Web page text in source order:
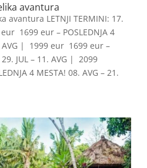
avantura
avantura LETNJI TERMINI: 17.
1699 eur – POSLEDNJA 4
AVG | 1999 eur 1699 eur –
29. JUL – 11. AVG | 2099
4 MESTA! 08. AVG – 21.